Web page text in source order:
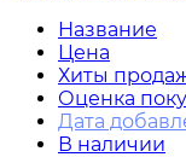
Название
Цена
Хиты
Оценка
Дата
В наличии